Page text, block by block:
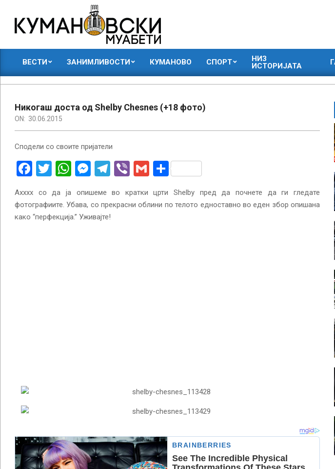
content
КУМАНОВСКИ
МУАБЕТИ
ВЕСТИ ЗАНИМЛИВОСТИ КУМАНОВО СПОРТ
НИЗ
ИСТОРИЈАТА
Никогаш доста од Shelby Chesnes (+18 фото)
ON: 30.06.2015
Сподели со своите пријатели
Facebook
Twitter
WhatsApp
Messenger
Telegram
ViberGmailShare
Ахххх со да ја опишеме во кратки црти Shelby пред да почнете да ги гледате
фотографиите. Убава, со прекрасни облини по телото едноставно во еден збор опишана
како “перфекција.” Уживајте!